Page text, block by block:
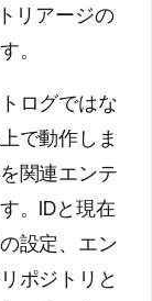
リアージの
。
ログではな
で動作しま
関連エンテ
。IDと現在
設定、エン
ポジトリと